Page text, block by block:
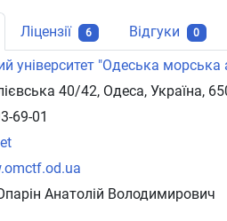
Ліцензії 6 Відгуки 0
університет "Одеська морська
40/42, Одеса, Україна,
69-01
Анатолій Володимирович